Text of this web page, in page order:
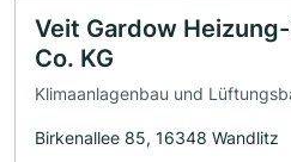
Veit Gardow
Co. KG
Klimaanlagenbau und
Birkenallee 85, 16348 Wandlitz